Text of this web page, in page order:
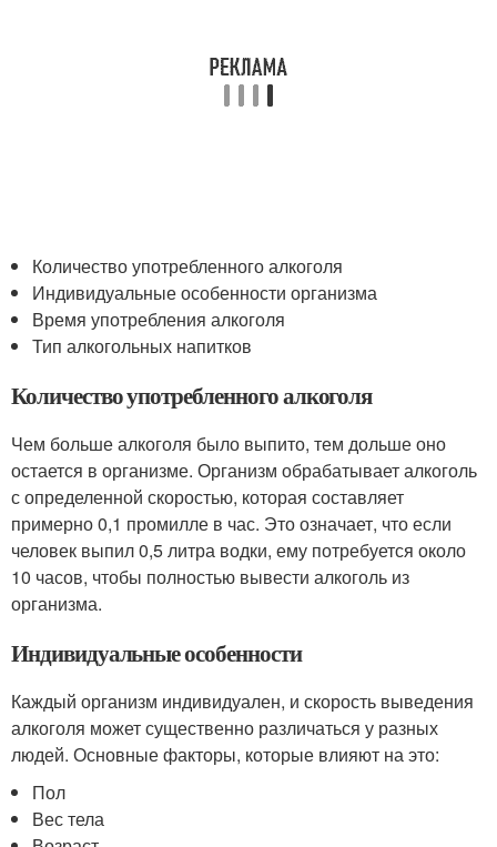
Количество употребленного алкоголя
Индивидуальные особенности организма
Время употребления алкоголя
Тип алкогольных напитков
Количество употребленного алкоголя
Чем больше алкоголя было выпито, тем дольше оно
остается в организме. Организм обрабатывает алкоголь
с определенной скоростью, которая составляет
примерно 0,1 промилле в час. Это означает, что если
человек выпил 0,5 литра водки, ему потребуется около
10 часов, чтобы полностью вывести алкоголь из
организма.
Индивидуальные особенности
Каждый организм индивидуален, и скорость выведения
алкоголя может существенно различаться у разных
людей. Основные факторы, которые влияют на это:
Пол
Вес тела